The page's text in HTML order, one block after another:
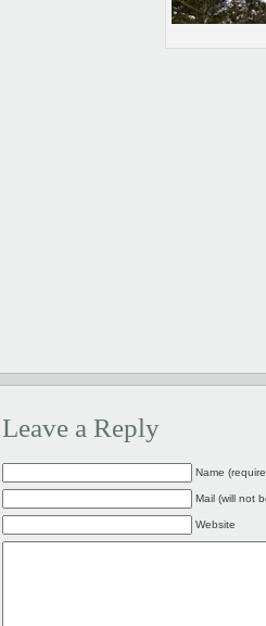
Leave a Reply
Name
Mail (will not
Website